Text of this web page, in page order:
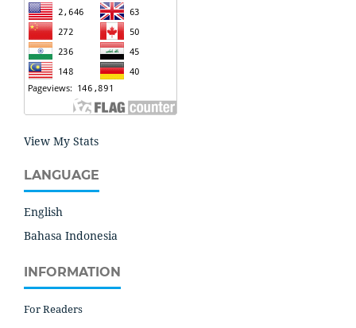
View My Stats
LANGUAGE
English
Bahasa Indonesia
INFORMATION
For Readers